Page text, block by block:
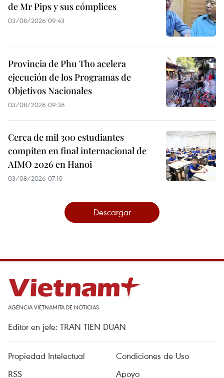
de Mr Pips y sus cómplices
03/08/2026 09:43
Provincia de Phu Tho acelera
ejecución de los Programas de
Objetivos Nacionales
03/08/2026 09:36
Cerca de mil 300 estudiantes
compiten en final internacional de
AIMO 2026 en Hanoi
03/08/2026 07:10
Descargar
AGENCIA VIETNAMITA DE NOTICIAS
Editor en jefe: TRAN TIEN DUAN
Propiedad Intelectual
Condiciones de Uso
RSS
Apoyo